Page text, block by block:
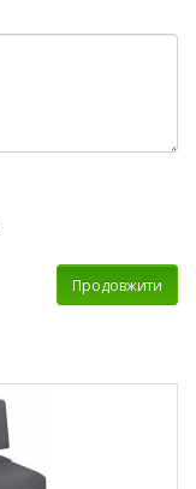
Продовжити